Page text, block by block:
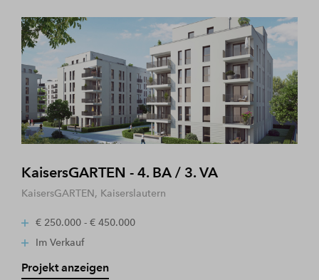
KaisersGARTEN - 4. BA / 3. VA
KaisersGARTEN, Kaiserslautern
€ 250.000 - € 450.000
Im Verkauf
Projekt anzeigen